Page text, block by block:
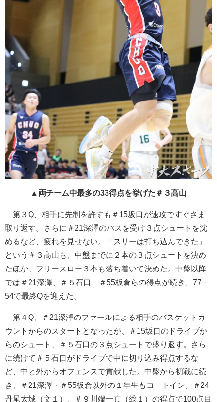
▲両チーム中最多の33得点を挙げた＃３高山
第３Q、相手に先制を許すも＃15坂口が速攻ですぐさま
取り返す。さらに＃21深澤のパスを受け３点シュートを沈
めるなど、疲れを見せない。「スリーは打ち込んできた」
という＃３高山も、中盤までに２本の３点シュートを決め
たほか、フリースロー３本も落ち着いて決めた。中盤以降
では＃21深澤、＃５石口、＃55板倉らの得点が続き、77－
54で最終Qを迎えた。
第４Q、＃21深澤のファールによる相手のバスケットカ
ウントからのスタートとなったが、＃15坂口のドライブか
らのシュート、＃５石口の３点シュートで盛り返す。さら
に続けて＃５石口がドライブで中に切り込み得点するな
ど、中と外からオフェンスで貢献した。中盤から初戦に続
き、＃21深澤・＃55板倉以外の１年生もコートイン。＃24
丹尾太城（文１）、＃９川端一真（総１）の得点で100点目